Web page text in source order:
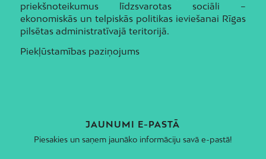
priekšnoteikumus līdzsvarotas sociāli –
ekonomiskās un telpiskās politikas ieviešanai Rīgas
pilsētas administratīvajā teritorijā.
Piekļūstamības paziņojums
JAUNUMI E-PASTĀ
Piesakies un saņem jaunāko informāciju savā e-pastā!